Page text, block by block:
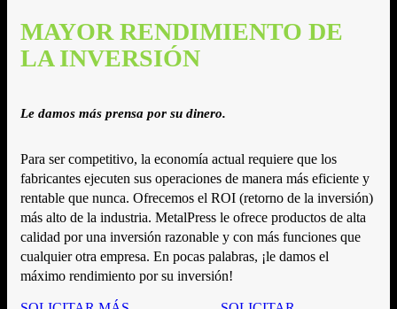
MAYOR RENDIMIENTO DE
LA INVERSIÓN
Le damos más prensa por su dinero.
Para ser competitivo, la economía actual requiere que los
fabricantes ejecuten sus operaciones de manera más eficiente y
rentable que nunca. Ofrecemos el ROI (retorno de la inversión)
más alto de la industria. MetalPress le ofrece productos de alta
calidad por una inversión razonable y con más funciones que
cualquier otra empresa. En pocas palabras, ¡le damos el
máximo rendimiento por su inversión!